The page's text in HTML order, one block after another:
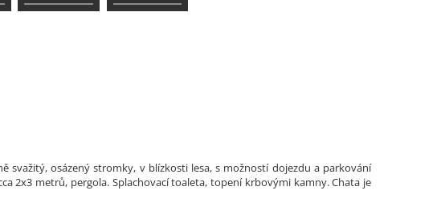
osázený stromky, v blízkosti lesa, s možností dojezdu a parkování
2x3 metrů, pergola. Splachovací toaleta, topení krbovými kamny. Chata je